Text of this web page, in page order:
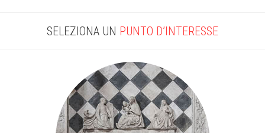
SELEZIONA UN PUNTO D’INTERESSE